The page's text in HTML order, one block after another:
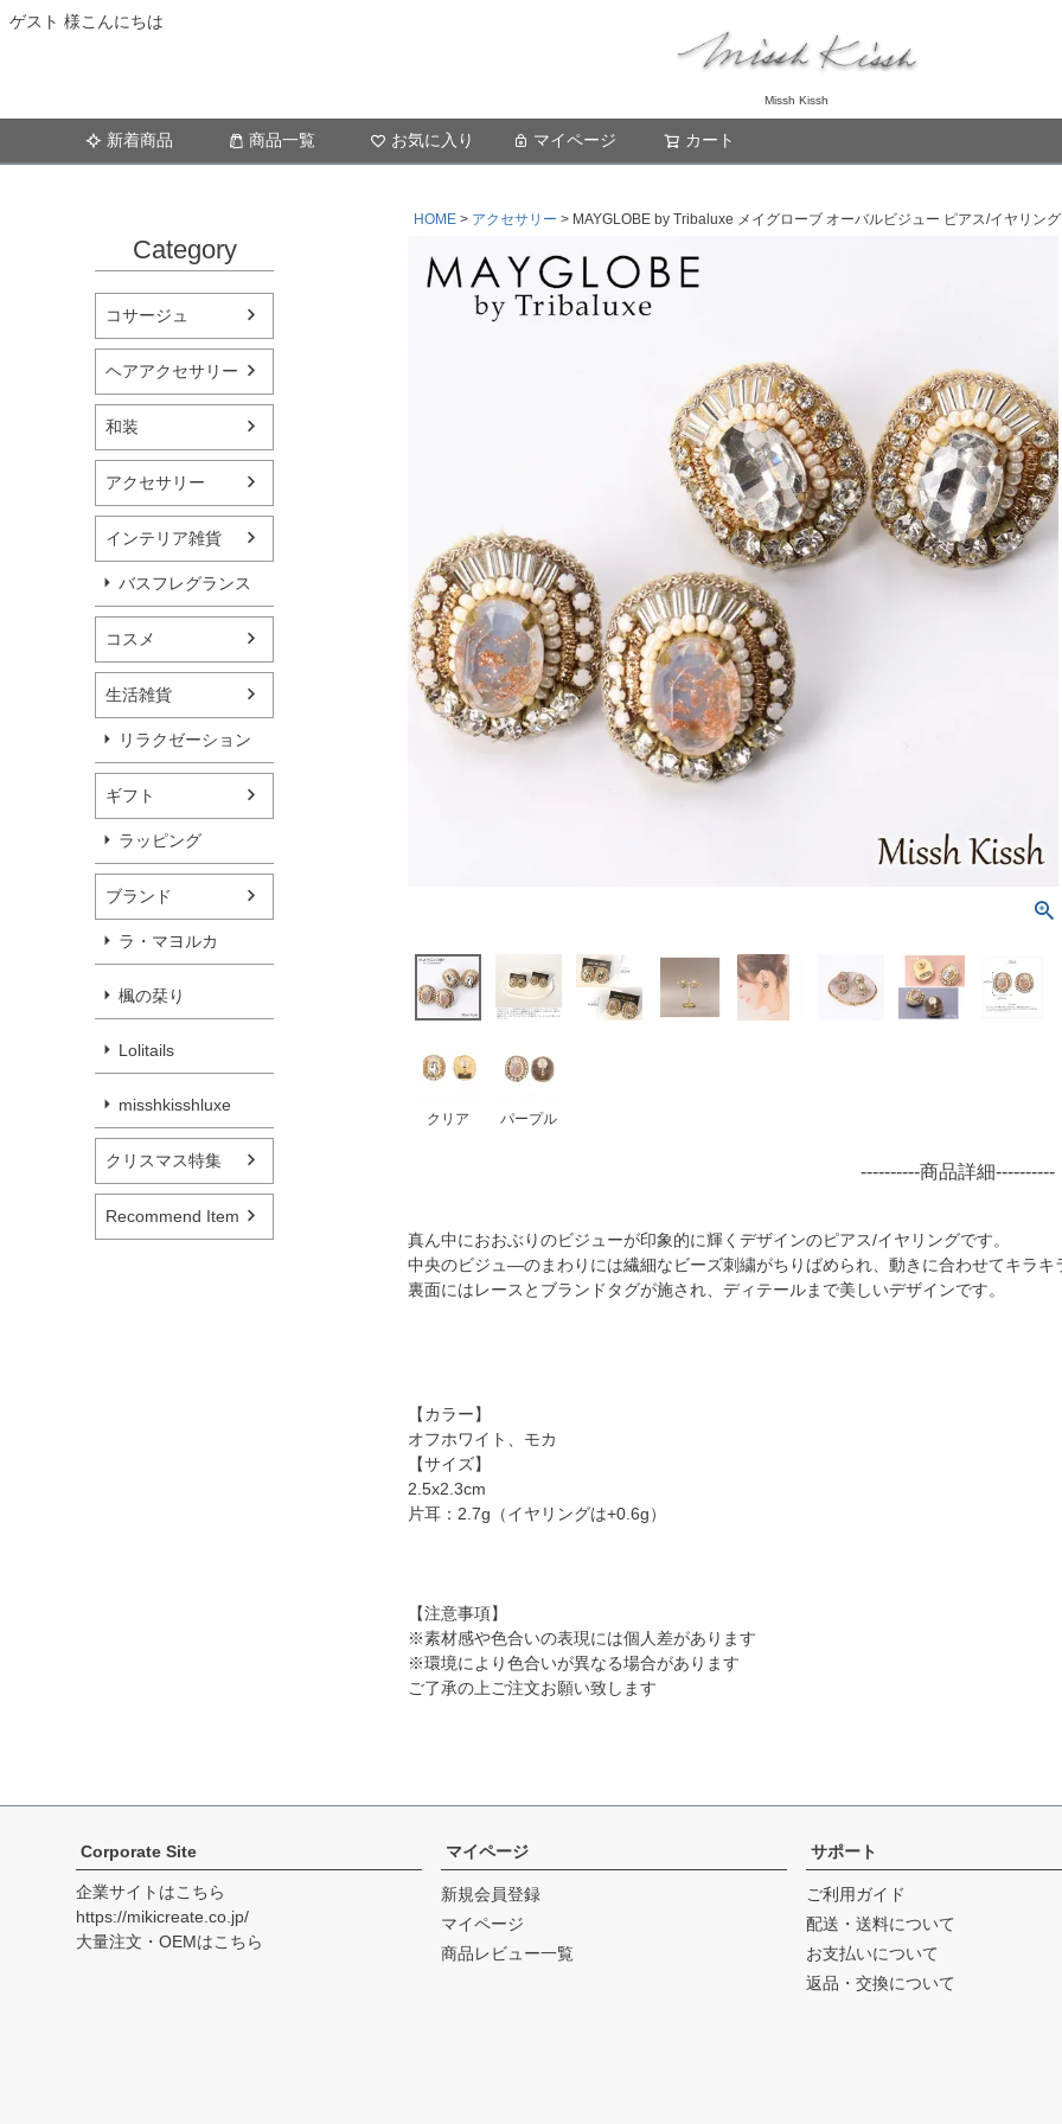
ゲスト 様こんにちは
Missh Kissh
新着商品 商品一覧 お気に入り マイページ カート
Category
コサージュ
ヘアアクセサリー
和装
アクセサリー
インテリア雑貨
バスフレグランス
コスメ
生活雑貨
リラクゼーション
ギフト
ラッピング
ブランド
ラ・マヨルカ
楓の栞り
Lolitails
misshkisshluxe
クリスマス特集
Recommend Item
HOME アクセサリー MAYGLOBE by Tribaluxe メイグローブ オーバルビジュー ピアス/イヤリング
クリア パープル
----------商品詳細----------
真ん中におおぶりのビジューが印象的に輝くデザインのピアス/イヤリングです。
中央のビジュ―のまわりには繊細なビーズ刺繍がちりばめられ、動きに合わせてキラキ
裏面にはレースとブランドタグが施され、ディテールまで美しいデザインです。
【カラー】
オフホワイト、モカ
【サイズ】
2.5x2.3cm
片耳：2.7g（イヤリングは+0.6g）
【注意事項】
※素材感や色合いの表現には個人差があります
※環境により色合いが異なる場合があります
ご了承の上ご注文お願い致します
Corporate Site
企業サイトはこちら
https://mikicreate.co.jp/
大量注文・OEMはこちら
マイページ
新規会員登録
マイページ
商品レビュー一覧
サポート
ご利用ガイド
配送・送料について
お支払いについて
返品・交換について